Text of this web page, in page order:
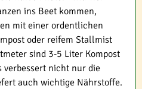
ins Beet kommen,
mit einer ordentlichen
oder reifem Stallmist
sind 3-5 Liter Kompost
verbessert nicht nur die
auch wichtige Nährstoffe.